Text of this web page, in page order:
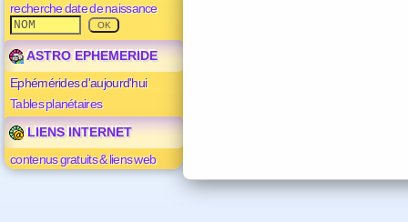
recherche date de naissance
ASTRO EPHEMERIDE
Ephémérides d'aujourd'hui
Tables planétaires
LIENS INTERNET
contenus gratuits & liens web